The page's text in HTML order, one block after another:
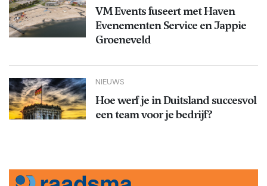
VM Events fuseert met Haven
Evenementen Service en Jappie
Groeneveld
NIEUWS
Hoe werf je in Duitsland succesvol
een team voor je bedrijf?